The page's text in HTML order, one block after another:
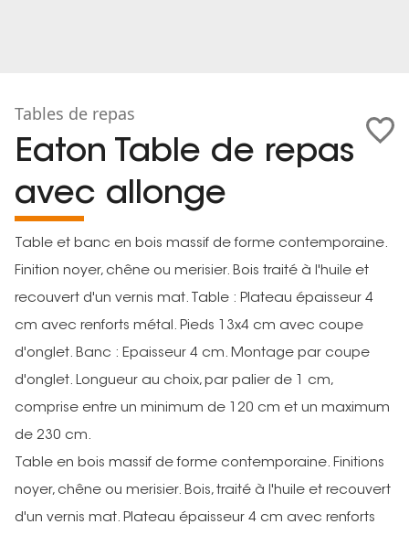
Tables de repas
Eaton Table de repas
avec allonge
Table et banc en bois massif de forme contemporaine.
Finition noyer, chêne ou merisier. Bois traité à l'huile et
recouvert d'un vernis mat. Table : Plateau épaisseur 4
cm avec renforts métal. Pieds 13x4 cm avec coupe
d'onglet. Banc : Epaisseur 4 cm. Montage par coupe
d'onglet. Longueur au choix, par palier de 1 cm,
comprise entre un minimum de 120 cm et un maximum
de 230 cm.
Table en bois massif de forme contemporaine. Finitions
noyer, chêne ou merisier. Bois, traité à l'huile et recouvert
d'un vernis mat. Plateau épaisseur 4 cm avec renforts